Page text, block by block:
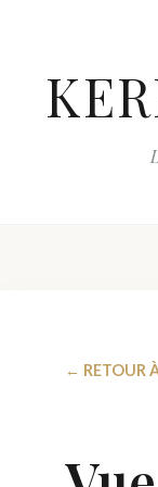
← RETOUR